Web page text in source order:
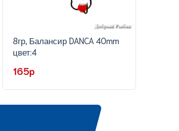
8гр, Балансир DANCA 40mm
цвет:4
165p